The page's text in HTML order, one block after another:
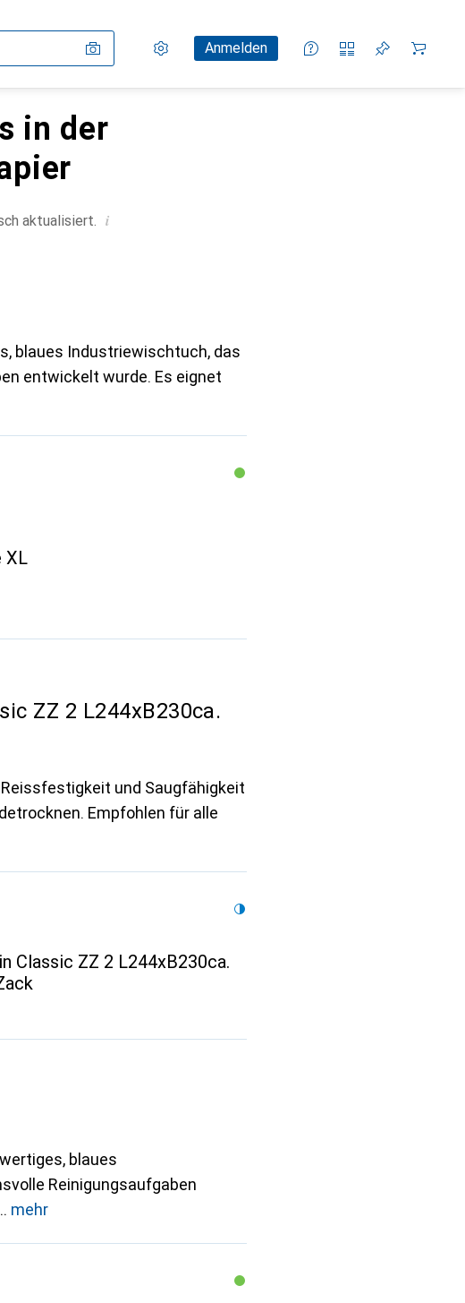
Einstellungen
KundenkontoAnmelden
Vergleichslisten
Merklisten
Warenkorb
in der
aktualisiert. i
blaues Industriewischtuch, das
entwickelt wurde. Es eignet
XL
ZZ 2 L244xB230ca.
und Saugfähigkeit
Empfohlen für alle
Classic ZZ 2 L244xB230ca.
blaues
Reinigungsaufgaben
mehr